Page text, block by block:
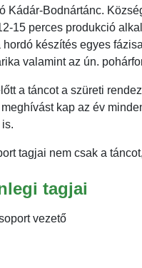
Kádár-Bodnártánc.
15 perces produkció
készítés egyes
valamint az ún.
a táncot a szüreti
kap az év
tagjai nem csak a
tagjai
vezető